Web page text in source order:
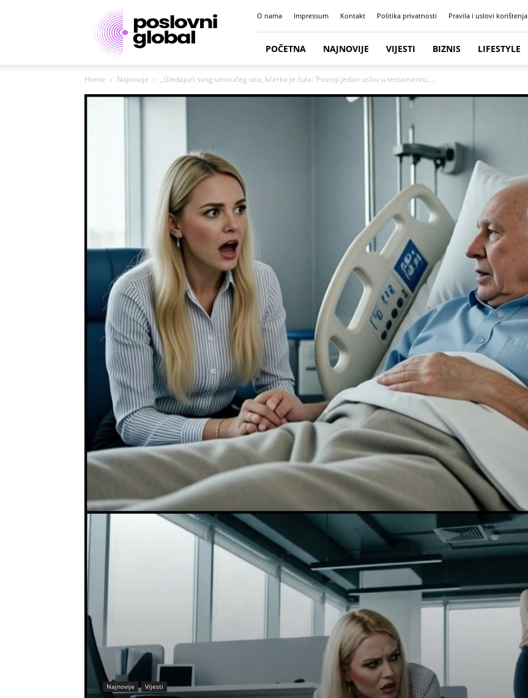
Poslovni
portal
O nama Impressum Kontakt Politika privatnosti Pravila i uslovi korištenja
POČETNA NAJNOVIJE VIJESTI BIZNIS LIFESTYLE
Home Najnovije „Gledajući svog umirućeg oca, kćerka je čula: ‘Postoji jedan uslov u testamentu…...
Najnovije Vijesti